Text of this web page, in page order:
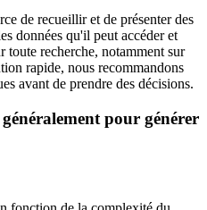
de recueillir et de présenter des
données qu'il peut accéder et
toute recherche, notamment sur
rapide, nous recommandons
avant de prendre des décisions.
pour générer